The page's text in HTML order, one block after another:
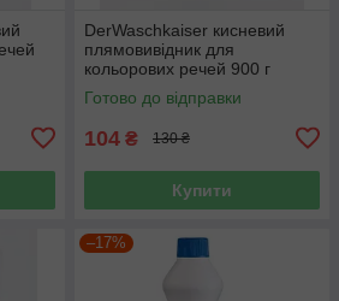
DerWaschkaiser кисневий
плямовивідник для
кольорових речей 900 г
Готово до відправки
104 ₴ 130 ₴
Купити
–17%